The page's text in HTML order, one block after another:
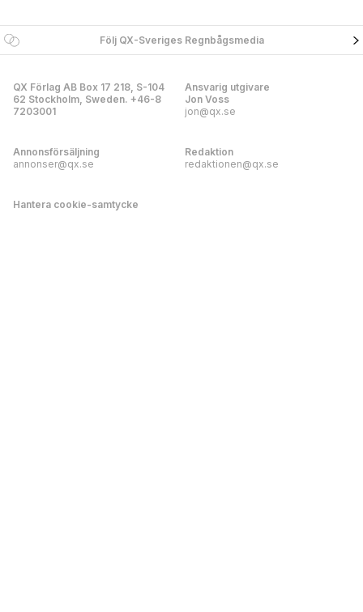
Följ QX-Sveriges Regnbågsmedia
QX Förlag AB Box 17 218, S-104
62 Stockholm, Sweden. +46-8
7203001
Ansvarig utgivare
Jon Voss
jon@qx.se
Annonsförsäljning
annonser@qx.se
Redaktion
redaktionen@qx.se
Hantera cookie-samtycke